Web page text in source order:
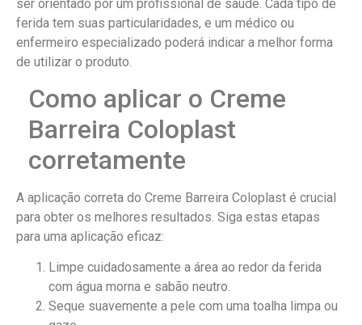
ser orientado por um profissional de saúde. Cada tipo de
ferida tem suas particularidades, e um médico ou
enfermeiro especializado poderá indicar a melhor forma
de utilizar o produto.
Como aplicar o Creme
Barreira Coloplast
corretamente
A aplicação correta do Creme Barreira Coloplast é crucial
para obter os melhores resultados. Siga estas etapas
para uma aplicação eficaz:
Limpe cuidadosamente a área ao redor da ferida
com água morna e sabão neutro.
Seque suavemente a pele com uma toalha limpa ou